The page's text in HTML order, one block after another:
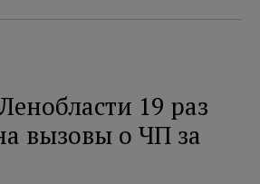
19 раз
вызовы о ЧП за